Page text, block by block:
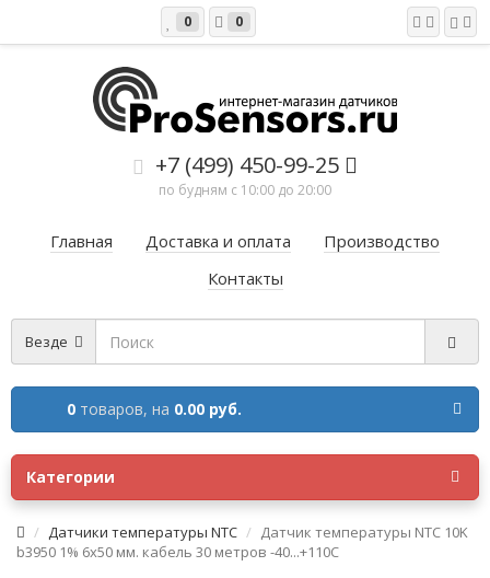
0 0
+7 (499) 450-99-25
по будням с 10:00 до 20:00
Главная Доставка и оплата
Производство
Контакты
Везде
0 товаров, на 0.00 руб.
Категории
Датчики температуры NTC
Датчик температуры NTC 10K
b3950 1% 6x50 мм. кабель 30 метров -40...+110C